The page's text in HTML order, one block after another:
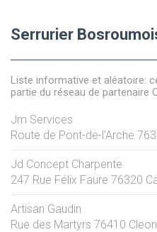
Serrurier
Liste informative et aléatoire:
partie du réseau de partenaire
Jm Services
Route de Pont-de-l'Arche
Jd Concept Charpente
247 Rue Félix Faure 76320
Artisan Gaudin
Rue des Martyrs 76410 Cleon